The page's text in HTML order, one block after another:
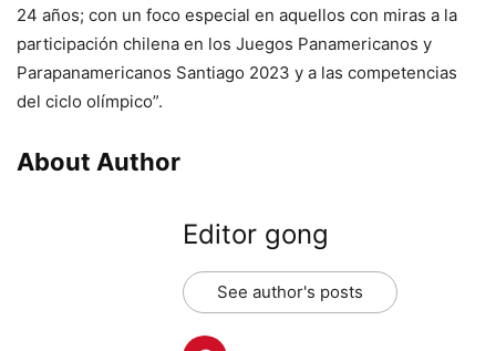
24 años; con un foco especial en aquellos con miras a la
participación chilena en los Juegos Panamericanos y
Parapanamericanos Santiago 2023 y a las competencias
del ciclo olímpico”.
About Author
Editor gong
See author's posts